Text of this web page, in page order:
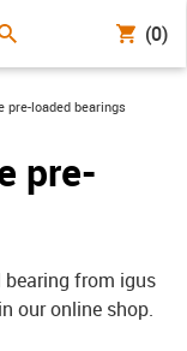
(0)
pre-loaded bearings
pre-
bearing from igus
our online shop.